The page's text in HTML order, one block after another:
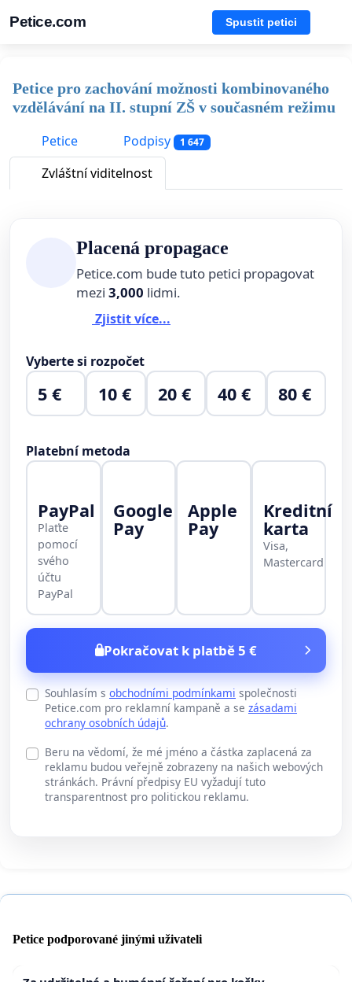
Petice.com Spustit petici
Petice pro zachování možnosti kombinovaného
vzdělávání na II. stupní ZŠ v současném režimu
Petice
Podpisy 1 647
Zvláštní viditelnost
Placená propagace
Petice.com bude tuto petici propagovat
mezi 3,000 lidmi.
Zjistit více...
Vyberte si rozpočet
5 € 10 € 20 € 40 € 80 €
Platební metoda
PayPal
Plaťte
pomocí
svého
účtu
PayPal
Google
Pay
Apple
Pay
Kreditní
karta
Visa,
Mastercard
Pokračovat k platbě 5 €
Souhlasím s obchodními podmínkami společnosti
Petice.com pro reklamní kampaně a se zásadami
ochrany osobních údajů.
Beru na vědomí, že mé jméno a částka zaplacená za
reklamu budou veřejně zobrazeny na našich webových
stránkách. Právní předpisy EU vyžadují tuto
transparentnost pro politickou reklamu.
Petice podporované jinými uživateli